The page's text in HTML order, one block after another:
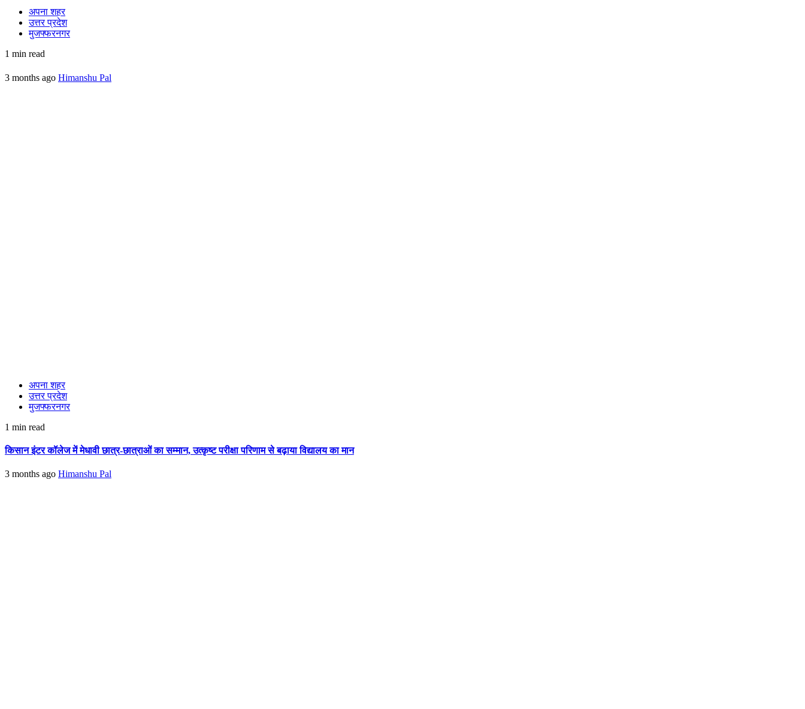
अपना शहर
उत्तर प्रदेश
मुजफ्फरनगर
1 min read
3 months ago Himanshu Pal
अपना शहर
उत्तर प्रदेश
मुजफ्फरनगर
1 min read
किसान इंटर कॉलेज में मेधावी छात्र-छात्राओं का सम्मान, उत्कृष्ट परीक्षा परिणाम से बढ़ाया विद्यालय का मान
3 months ago Himanshu Pal